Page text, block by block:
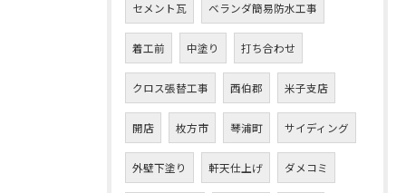
セメント瓦 ベランダ簡易防水工事
着工前 中塗り 打ち合わせ
クロス張替工事 西伯郡 米子支店
開店 枚方市 琴浦町 サイディング
外壁下塗り 軒天仕上げ ダメコミ